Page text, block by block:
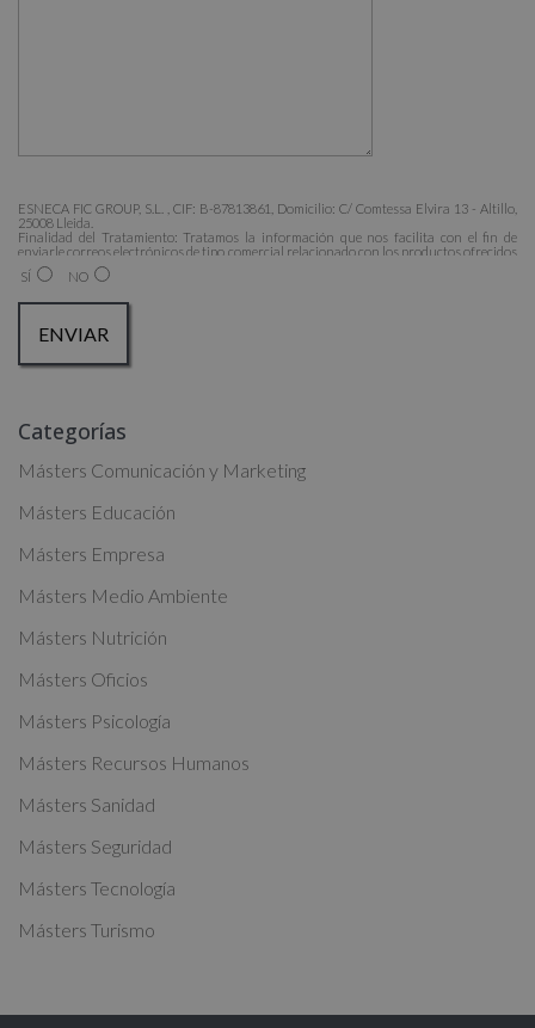
ESNECA FIC GROUP, S.L. , CIF: B-87813861, Domicilio: C/ Comtessa Elvira 13 - Altillo,
25008 Lleida.
Finalidad del Tratamiento: Tratamos la información que nos facilita con el fin de
enviarle correos electrónicos de tipo comercial relacionado con los productos ofrecidos
y otros tipo de productos que fueran de su interés.
Legitimación del tratamiento: Consentimiento del interesado.
la dirección admin@grupoesneca.com.
Desea recibir información comercial (vía telefónica y/o email):
SÍ NO
l
t
n
a
t
v
e
:
Categorías
Másters Comunicación y Marketing
Másters Educación
Másters Empresa
Másters Medio Ambiente
Másters Nutrición
Másters Oficios
Másters Psicología
Másters Recursos Humanos
Másters Sanidad
Másters Seguridad
Másters Tecnología
Másters Turismo